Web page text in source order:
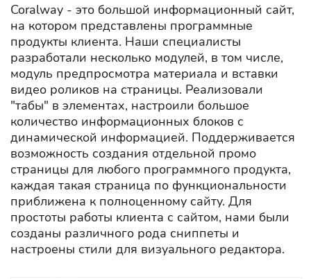
Coralway - это большой информационный сайт,
на котором представлены программные
продукты клиента. Наши специалисты
разработали несколько модулей, в том числе,
модуль предпросмотра материала и вставки
видео роликов на страницы. Реализовали
"табы" в элементах, настроили большое
количество информационных блоков с
динамической информацией. Поддерживается
возможность создания отдельной промо
страницы для любого программного продукта,
каждая такая страница по функциональности
приближена к полноценному сайту. Для
простоты работы клиента с сайтом, нами были
созданы различного рода сниппеты и
настроены стили для визуального редактора.